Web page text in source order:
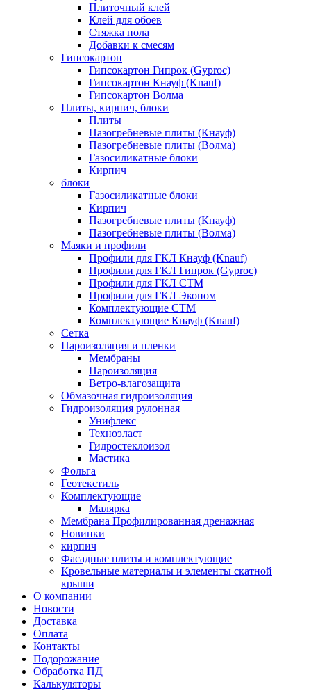
Плиточный клей
Клей для обоев
Стяжка пола
Добавки к смесям
Гипсокартон
Гипсокартон Гипрок (Gyproc)
Гипсокартон Кнауф (Knauf)
Гипсокартон Волма
Плиты, кирпич, блоки
Плиты
Пазогребневые плиты (Кнауф)
Пазогребневые плиты (Волма)
Газосиликатные блоки
Кирпич
блоки
Газосиликатные блоки
Кирпич
Пазогребневые плиты (Кнауф)
Пазогребневые плиты (Волма)
Маяки и профили
Профили для ГКЛ Кнауф (Knauf)
Профили для ГКЛ Гипрок (Gyproc)
Профили для ГКЛ СТМ
Профили для ГКЛ Эконом
Комплектующие СТМ
Комплектующие Кнауф (Knauf)
Сетка
Пароизоляция и пленки
Мембраны
Пароизоляция
Ветро-влагозащита
Обмазочная гидроизоляция
Гидроизоляция рулонная
Унифлекс
Техноэласт
Гидростеклоизол
Мастика
Фольга
Геотекстиль
Комплектующие
Малярка
Мембрана Профилированная дренажная
Новинки
кирпич
Фасадные плиты и комплектующие
Кровельные материалы и элементы скатной
крыши
О компании
Новости
Доставка
Оплата
Контакты
Подорожание
Обработка ПД
Калькуляторы